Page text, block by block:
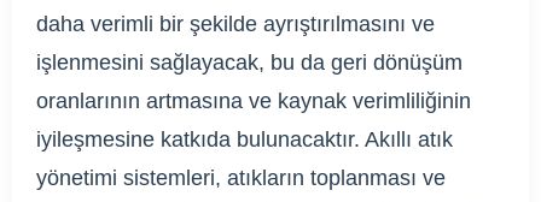
daha verimli bir şekilde ayrıştırılmasını ve
işlenmesini sağlayacak, bu da geri dönüşüm
oranlarının artmasına ve kaynak verimliliğinin
iyileşmesine katkıda bulunacaktır. Akıllı atık
yönetimi sistemleri, atıkların toplanması ve